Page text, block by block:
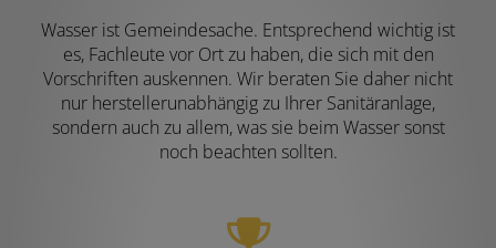
Wasser ist Gemeindesache. Entsprechend wichtig ist
es, Fachleute vor Ort zu haben, die sich mit den
Vorschriften auskennen. Wir beraten Sie daher nicht
nur herstellerunabhängig zu Ihrer Sanitäranlage,
sondern auch zu allem, was sie beim Wasser sonst
noch beachten sollten.